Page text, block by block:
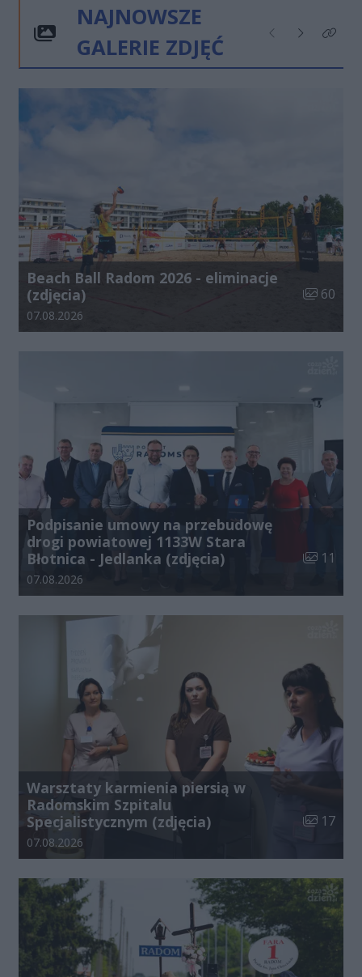
NAJNOWSZE
GALERIE ZDJĘĆ
Poprzednie
NastępneKliknij
Beach Ball Radom 2026 - eliminacje
(zdjęcia)
Liczba
60
Data dodania galerii:
07.08.2026
Podpisanie umowy na przebudowę
drogi powiatowej 1133W Stara
Błotnica - Jedlanka (zdjęcia)
Liczba
11
Data dodania galerii:
07.08.2026
Warsztaty karmienia piersią w
Radomskim Szpitalu
Specjalistycznym (zdjęcia)
Liczba
17
Data dodania galerii:
07.08.2026